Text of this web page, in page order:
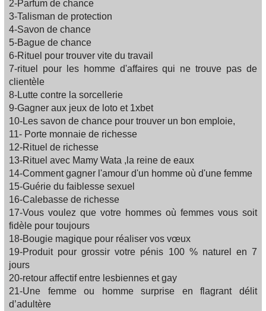
2-Parfum de chance
3-Talisman de protection
4-Savon de chance
5-Bague de chance
6-Rituel pour trouver vite du travail
7-rituel pour les homme d'affaires qui ne trouve pas de
clientèle
8-Lutte contre la sorcellerie
9-Gagner aux jeux de loto et 1xbet
10-Les savon de chance pour trouver un bon emploie,
11- Porte monnaie de richesse
12-Rituel de richesse
13-Rituel avec Mamy Wata ,la reine de eaux
14-Comment gagner l'amour d'un homme où d'une femme
15-Guérie du faiblesse sexuel
16-Calebasse de richesse
17-Vous voulez que votre hommes où femmes vous soit
fidèle pour toujours
18-Bougie magique pour réaliser vos vœux
19-Produit pour grossir votre pénis 100 % naturel en 7
jours
20-retour affectif entre lesbiennes et gay
21-Une femme ou homme surprise en flagrant délit
d’adultère